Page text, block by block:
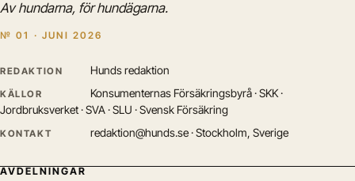
Av hundarna, för hundägarna.
№ 01 · JUNI 2026
REDAKTION Hunds redaktion
KÄLLOR
Konsumenternas Försäkringsbyrå · SKK ·
Jordbruksverket · SVA · SLU · Svensk Försäkring
KONTAKT redaktion@hunds.se · Stockholm, Sverige
AVDELNINGAR